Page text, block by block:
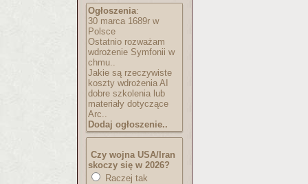
Ogłoszenia:
30 marca 1689r w
Polsce
Ostatnio rozważam
wdrożenie Symfonii w
chmu..
Jakie są rzeczywiste
koszty wdrożenia AI
dobre szkolenia lub
materiały dotyczące
Arc..
Dodaj ogłoszenie..
Czy wojna USA/Iran
skoczy się w 2026?
Raczej tak